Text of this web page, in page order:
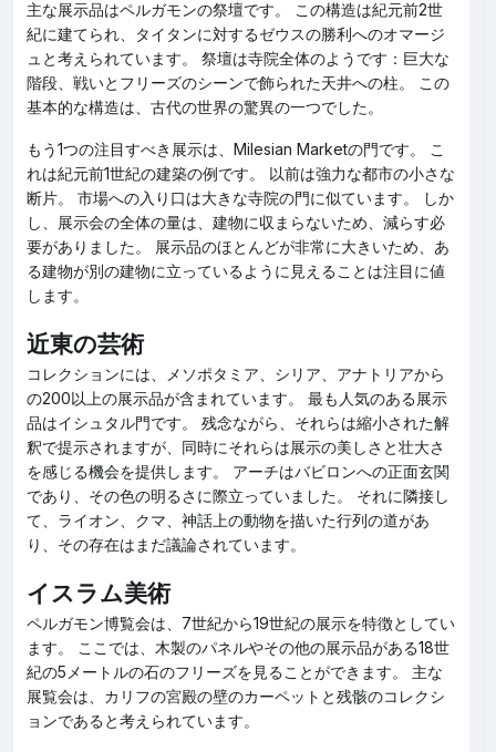
主な展示品はペルガモンの祭壇です。 この構造は紀元前2世
紀に建てられ、タイタンに対するゼウスの勝利へのオマージ
ュと考えられています。 祭壇は寺院全体のようです：巨大な
階段、戦いとフリーズのシーンで飾られた天井への柱。 この
基本的な構造は、古代の世界の驚異の一つでした。
もう1つの注目すべき展示は、Milesian Marketの門です。 こ
れは紀元前1世紀の建築の例です。 以前は強力な都市の小さな
断片。 市場への入り口は大きな寺院の門に似ています。 しか
し、展示会の全体の量は、建物に収まらないため、減らす必
要がありました。 展示品のほとんどが非常に大きいため、あ
る建物が別の建物に立っているように見えることは注目に値
します。
近東の芸術
コレクションには、メソポタミア、シリア、アナトリアから
の200以上の展示品が含まれています。 最も人気のある展示
品はイシュタル門です。 残念ながら、それらは縮小された解
釈で提示されますが、同時にそれらは展示の美しさと壮大さ
を感じる機会を提供します。 アーチはバビロンへの正面玄関
であり、その色の明るさに際立っていました。 それに隣接し
て、ライオン、クマ、神話上の動物を描いた行列の道があ
り、その存在はまだ議論されています。
イスラム美術
ペルガモン博覧会は、7世紀から19世紀の展示を特徴としてい
ます。 ここでは、木製のパネルやその他の展示品がある18世
紀の5メートルの石のフリーズを見ることができます。 主な
展覧会は、カリフの宮殿の壁のカーペットと残骸のコレクシ
ョンであると考えられています。